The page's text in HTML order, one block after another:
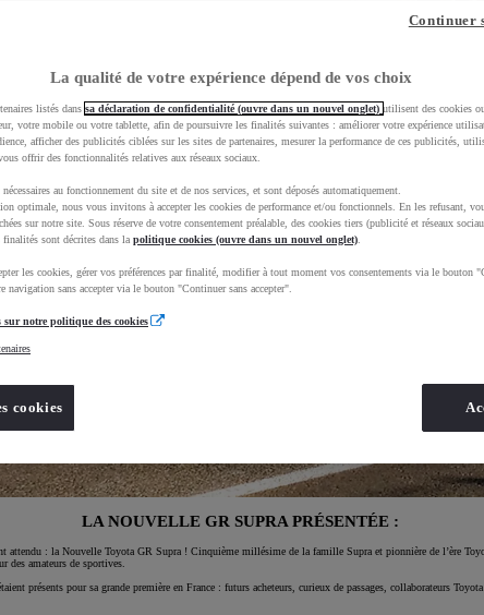
LA NOUVELLE GR SUPRA PRÉSENTÉE :
: la Nouvelle Toyota GR Supra ! Cinquième millésime de la famille Supra et pionnière de l’ère
des amateurs de sportives.
présents pour sa grande première en France : futurs acheteurs, curieux de passages, collaborateurs
La qualité de votre expérience dépend de vos choix
listés dans sa déclaration de confidentialité (ouvre dans un nouvel onglet) utilisent des cookies
votre mobile ou votre tablette, afin de poursuivre les finalités suivantes : améliorer votre expérience
afficher des publicités ciblées sur les sites de partenaires, mesurer la performance de ces publicités,
offrir des fonctionnalités relatives aux réseaux sociaux.
au fonctionnement du site et de nos services, et sont déposés automatiquement.
optimale, nous vous invitons à accepter les cookies de performance et/ou fonctionnels. En les refusant,
sur notre site. Sous réserve de votre consentement préalable, des cookies tiers (publicité et réseaux
finalités sont décrites dans la politique cookies (ouvre dans un nouvel onglet)
les cookies, gérer vos préférences par finalité, modifier à tout moment vos consentements via le bouton
navigation sans accepter via le bouton "Continuer sans accepter".
notre politique des cookies
cookies
Continuer